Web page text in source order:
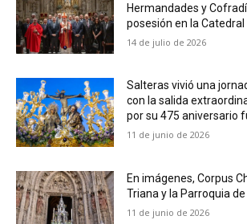
Hermandades y
posesión en la Catedral
14 de julio de 2026
Salteras vivió una
con la salida
por su 475 aniversario
11 de junio de 2026
En imágenes, Corpus
Triana y la Parroquia
11 de junio de 2026